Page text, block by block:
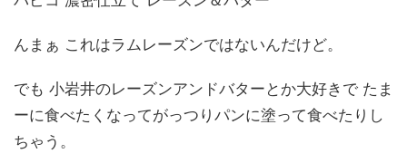
んまぁ これはラムレーズンではないんだけど。
でも 小岩井のレーズンアンドバターとか大好きで たま
ーに食べたくなってがっつりパンに塗って食べたりし
ちゃう。